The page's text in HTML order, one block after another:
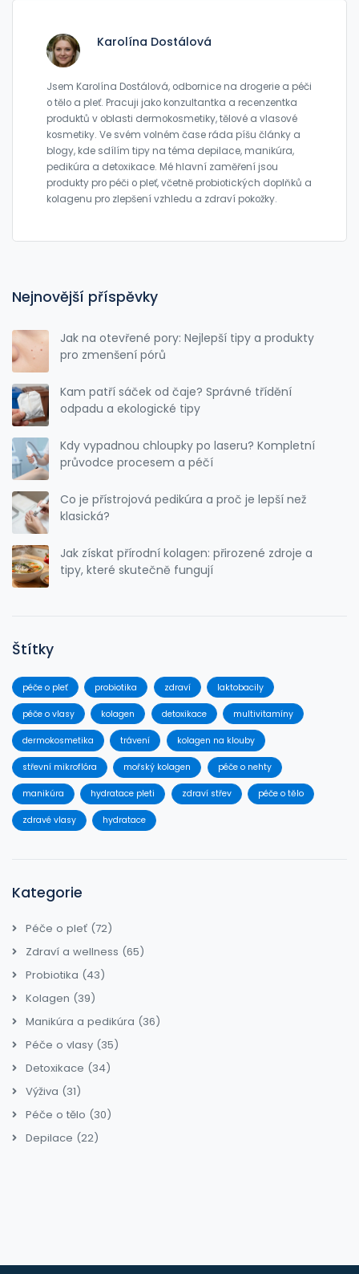
Karolína Dostálová
Jsem Karolína Dostálová, odbornice na drogerie a péči
o tělo a pleť. Pracuji jako konzultantka a recenzentka
produktů v oblasti dermokosmetiky, tělové a vlasové
kosmetiky. Ve svém volném čase ráda píšu články a
blogy, kde sdílím tipy na téma depilace, manikúra,
pedikúra a detoxikace. Mé hlavní zaměření jsou
produkty pro péči o pleť, včetně probiotických doplňků a
kolagenu pro zlepšení vzhledu a zdraví pokožky.
Nejnovější příspěvky
Jak na otevřené pory: Nejlepší tipy a produkty
pro zmenšení pórů
Kam patří sáček od čaje? Správné třídění
odpadu a ekologické tipy
Kdy vypadnou chloupky po laseru? Kompletní
průvodce procesem a péčí
Co je přístrojová pedikúra a proč je lepší než
klasická?
Jak získat přírodní kolagen: přirozené zdroje a
tipy, které skutečně fungují
Štítky
péče o pleť probiotika zdraví laktobacily
péče o vlasy kolagen detoxikace multivitamíny
dermokosmetika trávení kolagen na klouby
střevní mikroflóra mořský kolagen péče o nehty
manikúra hydratace pleti zdraví střev péče o tělo
zdravé vlasy hydratace
Kategorie
Péče o pleť (72)
Zdraví a wellness (65)
Probiotika (43)
Kolagen (39)
Manikúra a pedikúra (36)
Péče o vlasy (35)
Detoxikace (34)
Výživa (31)
Péče o tělo (30)
Depilace (22)